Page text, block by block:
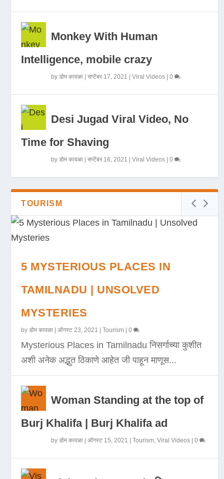
Monkey With Human
Intelligence, mobile crazy
byडोम कावळा |सप्टेंबर 17, 2021 |Viral Videos |0
Desi Jugad Viral Video, No
Time for Shaving
byडोम कावळा |सप्टेंबर 16, 2021 |Viral Videos |0
TOURISM
5 MYSTERIOUS PLACES IN
TAMILNADU | UNSOLVED
MYSTERIES
byडोम कावळा |ऑगस्ट 23, 2021 |Tourism |0
Mysterious Places in Tamilnadu निसर्गाच्या कुशीत
अशी अनेक अद्भुत ठिकाणे आहेत जी पाहून माणूस...
Woman Standing at the top of
Burj Khalifa | Burj Khalifa ad
byडोम कावळा |ऑगस्ट 15, 2021 |Tourism,Viral Videos |0